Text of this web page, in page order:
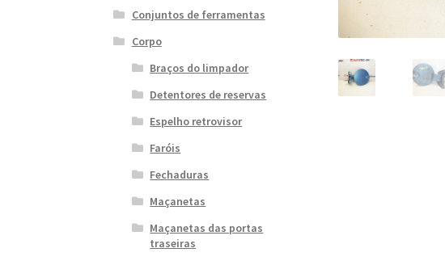
Conjuntos de ferramentas
Corpo
Braços do limpador
Detentores de reservas
Espelho retrovisor
Faróis
Fechaduras
Maçanetas
Maçanetas das portas
traseiras